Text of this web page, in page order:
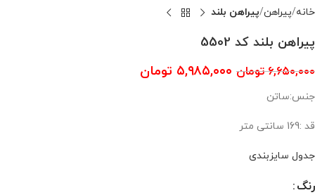
خانه پیراهن پیراهن بلند
پیراهن بلند کد 5502
۶,۶۵۰,۰۰۰ تومان ۵,۹۸۵,۰۰۰ تومان
جنس:ساتن
قد :169 سانتی متر
جدول سایزبندی
رنگ